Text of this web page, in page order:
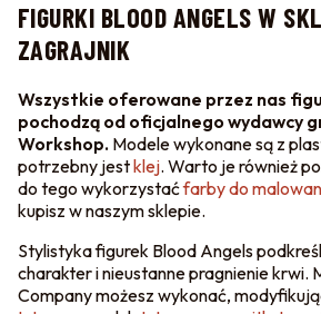
FIGURKI BLOOD ANGELS W
ZAGRAJNIK
Wszystkie oferowane przez nas
pochodzą od oficjalnego wydawcy
Workshop. Modele wykonane są z
potrzebny jestklej. Warto je również
do tego wykorzystaćfarby do
kupisz w naszym sklepie.
Stylistyka figurek Blood Angels
charakter i nieustanne pragnienie krwi.
Company możesz wykonać,